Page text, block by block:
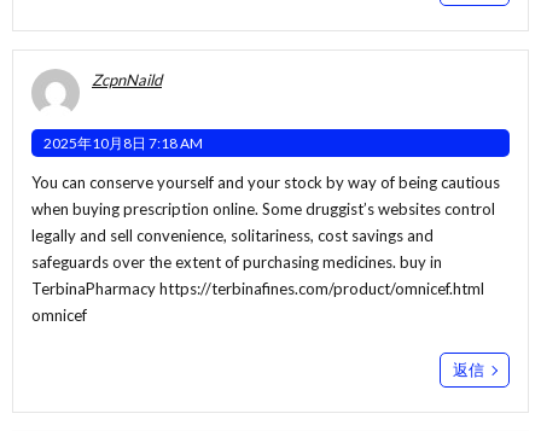
ZcpnNaild
2025年10月8日 7:18 AM
You can conserve yourself and your stock by way of being cautious
when buying prescription online. Some druggist’s websites control
legally and sell convenience, solitariness, cost savings and
safeguards over the extent of purchasing medicines. buy in
TerbinaPharmacyhttps://terbinafines.com/product/omnicef.html
omnicef
返信